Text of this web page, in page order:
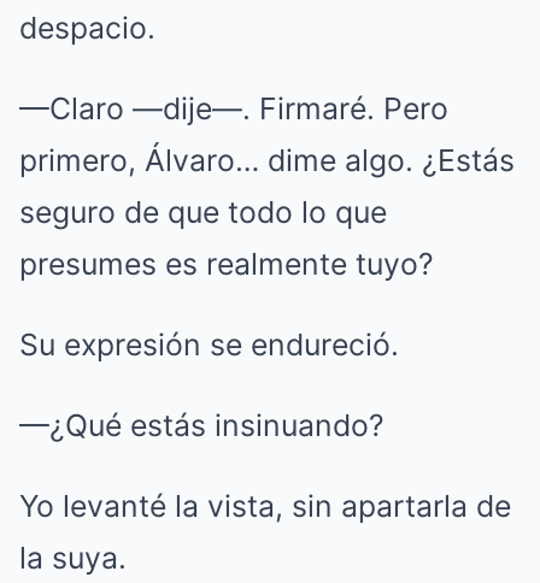
despacio.
—Claro —dije—. Firmaré. Pero
primero, Álvaro… dime algo. ¿Estás
seguro de que todo lo que
presumes es realmente tuyo?
Su expresión se endureció.
—¿Qué estás insinuando?
Yo levanté la vista, sin apartarla de
la suya.